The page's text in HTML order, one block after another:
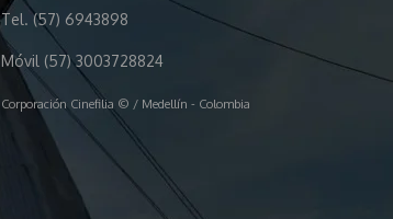
Tel. (57) 6943898
Móvil (57) 3003728824
Corporación Cinefilia © / Medellín - Colombia